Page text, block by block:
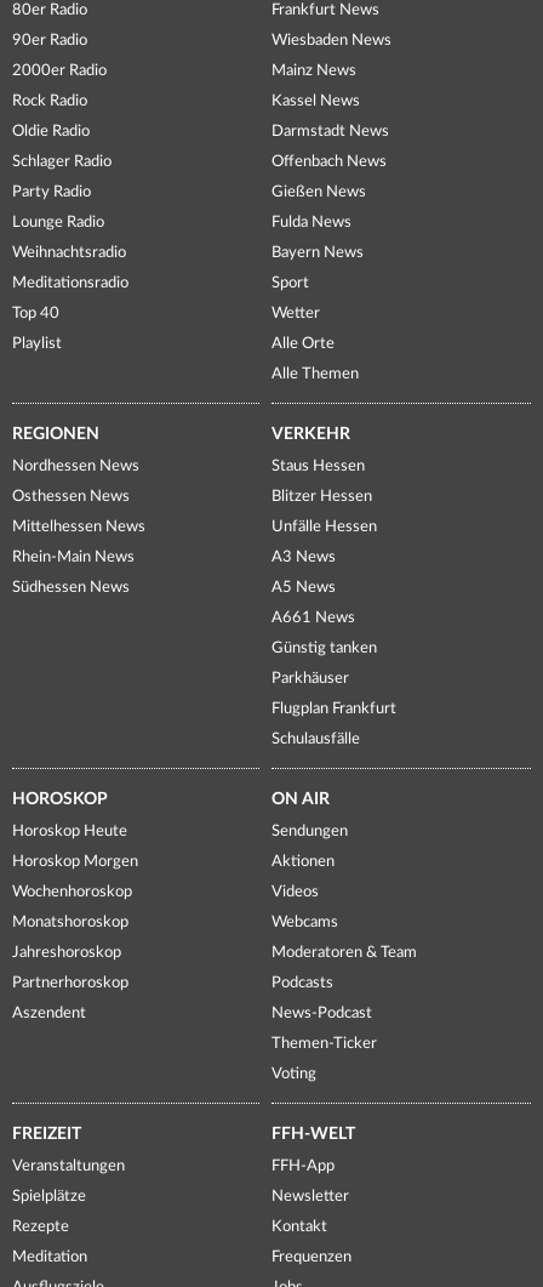
80er Radio
90er Radio
2000er Radio
Rock Radio
Oldie Radio
Schlager Radio
Party Radio
Lounge Radio
Weihnachtsradio
Meditationsradio
Top 40
Playlist
Frankfurt News
Wiesbaden News
Mainz News
Kassel News
Darmstadt News
Offenbach News
Gießen News
Fulda News
Bayern News
Sport
Wetter
Alle Orte
Alle Themen
REGIONEN
Nordhessen News
Osthessen News
Mittelhessen News
Rhein-Main News
Südhessen News
VERKEHR
Staus Hessen
Blitzer Hessen
Unfälle Hessen
A3 News
A5 News
A661 News
Günstig tanken
Parkhäuser
Flugplan Frankfurt
Schulausfälle
HOROSKOP
Horoskop Heute
Horoskop Morgen
Wochenhoroskop
Monatshoroskop
Jahreshoroskop
Partnerhoroskop
Aszendent
ON AIR
Sendungen
Aktionen
Videos
Webcams
Moderatoren & Team
Podcasts
News-Podcast
Themen-Ticker
Voting
FREIZEIT
Veranstaltungen
Spielplätze
Rezepte
Meditation
FFH-WELT
FFH-App
Newsletter
Kontakt
Frequenzen